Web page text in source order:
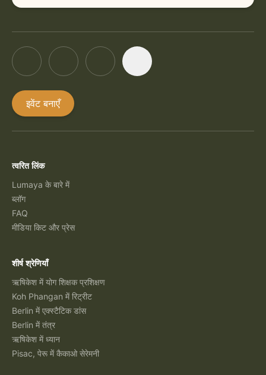
इवेंट बनाएँ
त्वरित लिंक
Lumaya के बारे में
ब्लॉग
FAQ
मीडिया किट और प्रेस
शीर्ष श्रेणियाँ
ऋषिकेश में योग शिक्षक प्रशिक्षण
Koh Phangan में रिट्रीट
Berlin में एक्स्टैटिक डांस
Berlin में तंत्र
ऋषिकेश में ध्यान
Pisac, पेरू में कैकाओ सेरेमनी